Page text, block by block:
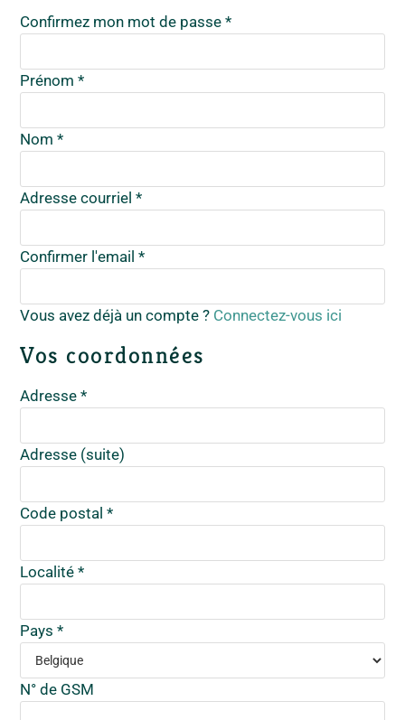
Confirmez mon mot de passe *
Prénom *
Nom *
Adresse courriel *
Confirmer l'email *
Vous avez déjà un compte ? Connectez-vous ici
Vos coordonnées
Adresse*
Adresse (suite)
Code postal*
Localité*
Pays*
N° de GSM